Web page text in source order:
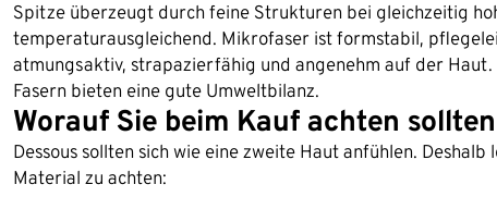
Spitze überzeugt durch feine Strukturen bei gleichzeitig
temperaturausgleichend. Mikrofaser ist formstabil,
atmungsaktiv, strapazierfähig und angenehm auf der
Fasern bieten eine gute Umweltbilanz.
Worauf Sie beim Kauf achten sollten
Dessous sollten sich wie eine zweite Haut anfühlen.
Material zu achten: